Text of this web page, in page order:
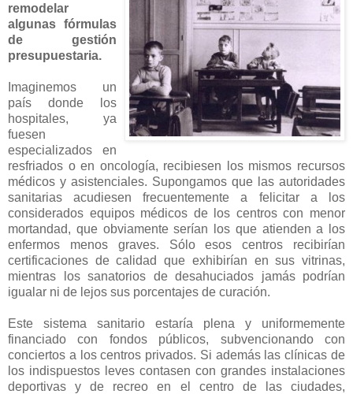
remodelar
algunas fórmulas
de gestión
presupuestaria.
Imaginemos un
país donde los
hospitales, ya
fuesen
especializados en
resfriados o en oncología, recibiesen los mismos recursos
médicos y asistenciales. Supongamos que las autoridades
sanitarias acudiesen frecuentemente a felicitar a los
considerados equipos médicos de los centros con menor
mortandad, que obviamente serían los que atienden a los
enfermos menos graves. Sólo esos centros recibirían
certificaciones de calidad que exhibirían en sus vitrinas,
mientras los sanatorios de desahuciados jamás podrían
igualar ni de lejos sus porcentajes de curación.
Este sistema sanitario estaría plena y uniformemente
financiado con fondos públicos, subvencionando con
conciertos a los centros privados. Si además las clínicas de
los indispuestos leves contasen con grandes instalaciones
deportivas y de recreo en el centro de las ciudades,